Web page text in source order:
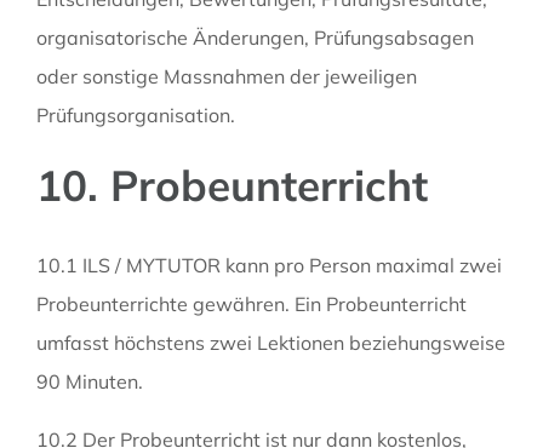
organisatorische Änderungen, Prüfungsabsagen
oder sonstige Massnahmen der jeweiligen
Prüfungsorganisation.
10. Probeunterricht
10.1 ILS / MYTUTOR kann pro Person maximal zwei
Probeunterrichte gewähren. Ein Probeunterricht
umfasst höchstens zwei Lektionen beziehungsweise
90 Minuten.
10.2 Der Probeunterricht ist nur dann kostenlos,